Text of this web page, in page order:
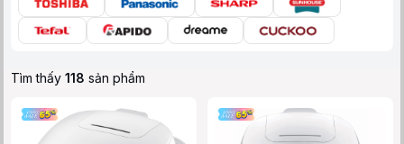
Tìm thấy 118 sản phẩm